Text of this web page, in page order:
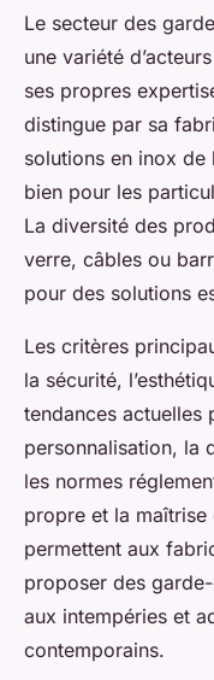
Le secteur des
une variété
ses propres
distingue par sa
solutions en inox de
bien pour les
La diversité des
verre, câbles ou
pour des solutions
Les critères
la sécurité,
tendances actuelles
personnalisation, la
les normes
propre et la maîtrise
permettent aux
proposer des
aux intempéries et
contemporains.